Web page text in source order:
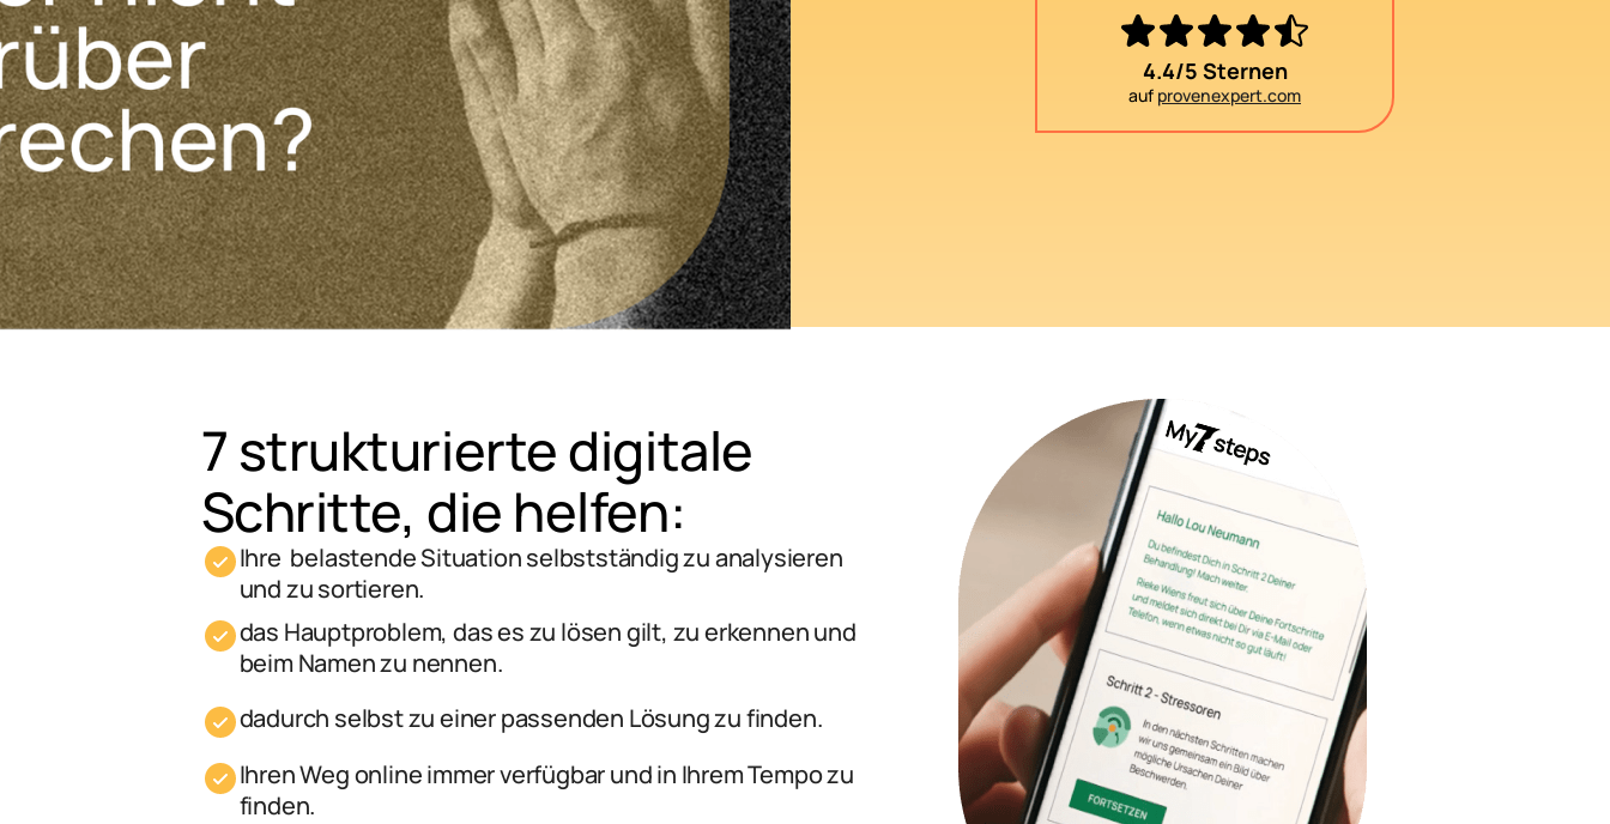
4.4/5 Sternen
auf provenexpert.com
7 strukturierte digitale
Schritte, die helfen:
Ihre belastende Situation selbstständig zu analysieren
und zu sortieren.
das Hauptproblem, das es zu lösen gilt, zu erkennen und
beim Namen zu nennen.
dadurch selbst zu einer passenden Lösung zu finden.
Ihren Weg online immer verfügbar und in Ihrem Tempo zu
finden.